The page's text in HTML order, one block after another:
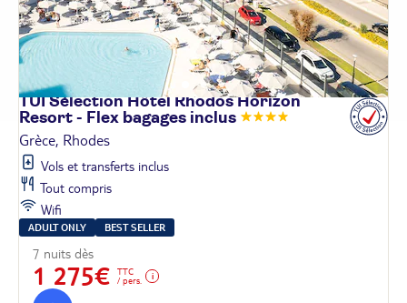
TUI Sélection Hôtel Rhodos Horizon
Resort - Flex bagages inclus
Grèce, Rhodes
Vols et transferts inclus
Tout compris
Wifi
ADULT ONLY BEST SELLER
7 nuits dès
1 275€
TTC
/ pers.